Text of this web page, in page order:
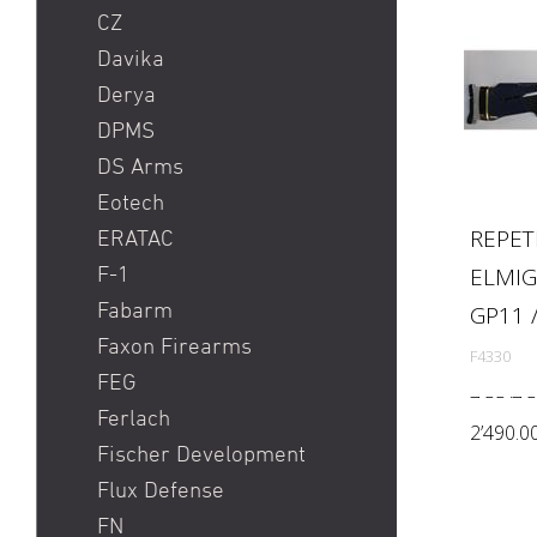
CZ
Davika
Derya
DPMS
DS Arms
Eotech
ERATAC
F-1
Fabarm
Faxon Firearms
FEG
Ferlach
Fischer Development
Flux Defense
FN
GP11
F4330
7.55/